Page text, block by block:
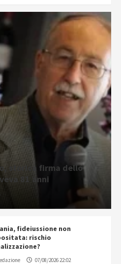
storica firma dello
81 anni
fideiussione non
rischio
07/08/2026 22:02